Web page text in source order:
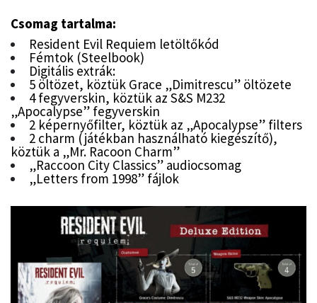
Csomag tartalma:
Resident Evil Requiem letöltőkód
Fémtok (Steelbook)
Digitális extrák:
5 öltözet, köztük Grace „Dimitrescu” öltözete
4 fegyverskin, köztük az S&S M232
„Apocalypse” fegyverskin
2 képernyőfilter, köztük az „Apocalypse” filters
2 charm (játékban használható kiegészítő),
köztük a „Mr. Racoon Charm”
„Raccoon City Classics” audiocsomag
„Letters from 1998” fájlok